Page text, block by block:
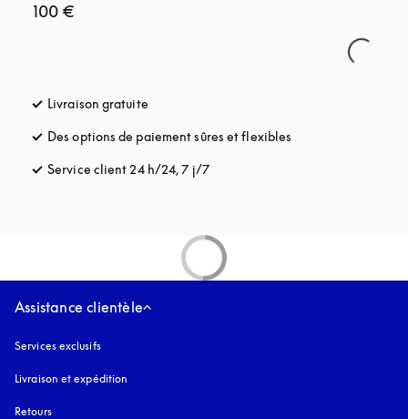
100 €
Livraison gratuite
Des options de paiement sûres et flexibles
Service client 24 h/24, 7 j/7s’ouvre dans un nouvel onglet
Assistance clientèle
Services exclusifs
Livraison et expédition
Retours